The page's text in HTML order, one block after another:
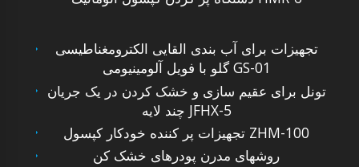
تجهیزات برای آب بندی القایی الکترومغناطیسی
گلو با فویل آلومینیومی GS-01
تونل برای عقیم سازی و خشک کردن در یک جریان
چند لایه JFHX-5
تجهیزات پر کننده خودکار کپسول ZHM-100
روشهای مدرن پودرهای خشک کن